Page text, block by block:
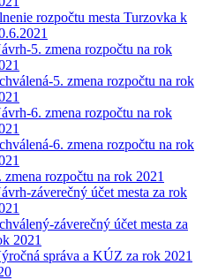
rozpočtu mesta Turzovka k
5. zmena rozpočtu na rok
5. zmena rozpočtu na rok
6. zmena rozpočtu na rok
6. zmena rozpočtu na rok
zmena rozpočtu na rok 2021
záverečný účet mesta za rok
záverečný účet mesta za
2021
správa a KÚZ za rok 2021